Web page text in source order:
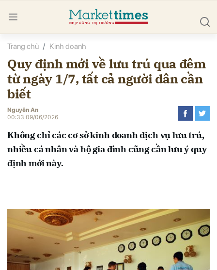
Trang chủ Kinh doanh
Quy định mới về lưu trú qua đêm
từ ngày 1/7, tất cả người dân cần
biết
Nguyên An
00:33 09/06/2026
Không chỉ các cơ sở kinh doanh dịch vụ lưu trú,
nhiều cá nhân và hộ gia đình cũng cần lưu ý quy
định mới này.
luận